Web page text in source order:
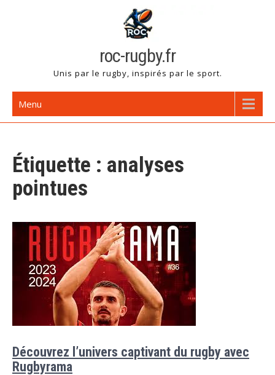
roc-rugby.fr
Unis par le rugby, inspirés par le sport.
Menu
Étiquette : analyses
pointues
Découvrez l’univers captivant du rugby avec
Rugbyrama